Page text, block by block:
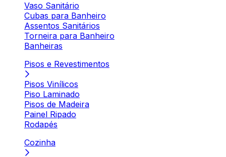
Vaso Sanitário
Cubas para Banheiro
Assentos Sanitários
Torneira para Banheiro
Banheiras
Pisos e Revestimentos
Pisos Vinílicos
Piso Laminado
Pisos de Madeira
Painel Ripado
Rodapés
Cozinha